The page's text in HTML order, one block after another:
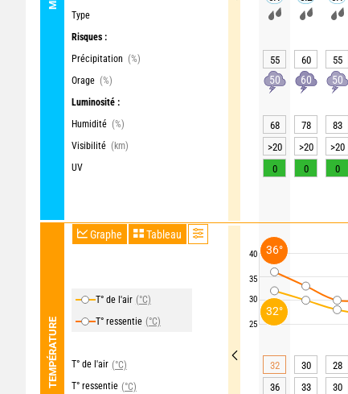
Type
Risques :
Précipitation (%)
Orage (%)
Luminosité :
Humidité (%)
Visibilité (km)
UV
TEMPÉRATURE
Graphe Tableau
T° de l'air (°C)
T° ressentie (°C)
T° de l'air (°C)
T° ressentie (°C)
40
35
30
25
55 60 55
50 60 50
68 78 83
>20
>20 >20
0
0 0
32 30 28
36
33 30
32°
36°